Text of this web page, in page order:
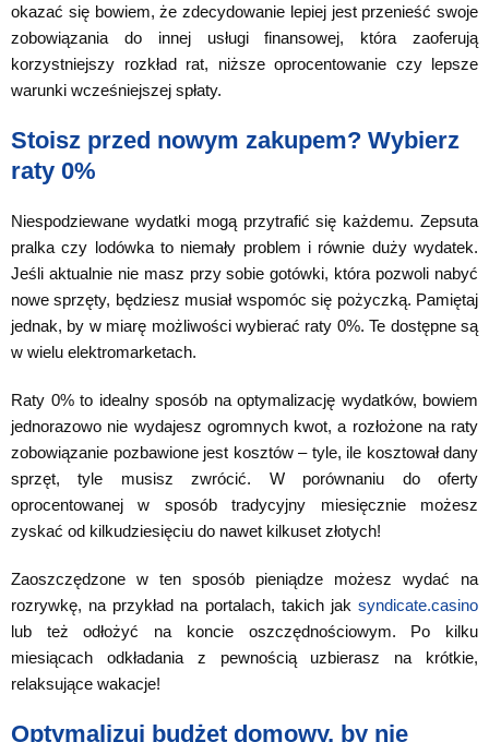
okazać się bowiem, że zdecydowanie lepiej jest przenieść swoje
zobowiązania do innej usługi finansowej, która zaoferują
korzystniejszy rozkład rat, niższe oprocentowanie czy lepsze
warunki wcześniejszej spłaty.
Stoisz przed nowym zakupem? Wybierz
raty 0%
Niespodziewane wydatki mogą przytrafić się każdemu. Zepsuta
pralka czy lodówka to niemały problem i równie duży wydatek.
Jeśli aktualnie nie masz przy sobie gotówki, która pozwoli nabyć
nowe sprzęty, będziesz musiał wspomóc się pożyczką. Pamiętaj
jednak, by w miarę możliwości wybierać raty 0%. Te dostępne są
w wielu elektromarketach.
Raty 0% to idealny sposób na optymalizację wydatków, bowiem
jednorazowo nie wydajesz ogromnych kwot, a rozłożone na raty
zobowiązanie pozbawione jest kosztów – tyle, ile kosztował dany
sprzęt, tyle musisz zwrócić. W porównaniu do oferty
oprocentowanej w sposób tradycyjny miesięcznie możesz
zyskać od kilkudziesięciu do nawet kilkuset złotych!
Zaoszczędzone w ten sposób pieniądze możesz wydać na
rozrywkę, na przykład na portalach, takich jak syndicate.casino
lub też odłożyć na koncie oszczędnościowym. Po kilku
miesiącach odkładania z pewnością uzbierasz na krótkie,
relaksujące wakacje!
Optymalizuj budżet domowy, by nie